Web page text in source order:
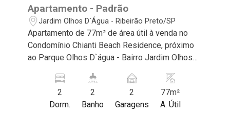
13
Aug/Thu
14
14:00
15:00
Apartamento - Padrão
Jardim Olhos D`Água - Ribeirão Preto/SP
Apartamento de 77m² de área útil à venda no
Condomínio Chianti Beach Residence, próximo
ao Parque Olhos D`água - Bairro Jardim Olhos
características deste imóvel que a Martinelli
Imobiliária selecionou para você: - 77m² de área
útil - 2 dormitórios sendo 1 suíte - Banheiro
2
Dorm.
2
Banho
2
Garagens
77m²
A. Útil